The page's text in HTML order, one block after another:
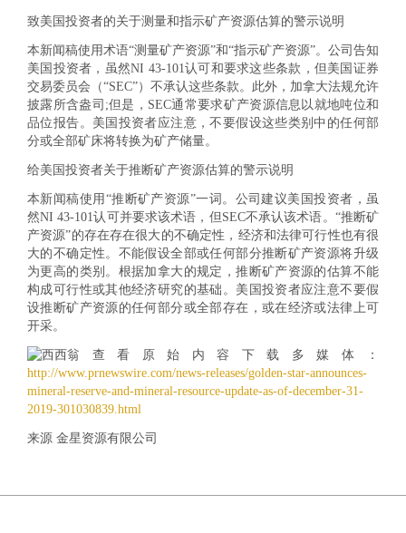
致美国投资者的关于测量和指示矿产资源估算的警示说明
本新闻稿使用术语“测量矿产资源”和“指示矿产资源”。公司告知
美国投资者，虽然NI 43-101认可和要求这些条款，但美国证券
交易委员会（“SEC”）不承认这些条款。此外，加拿大法规允许
披露所含盎司;但是，SEC通常要求矿产资源信息以就地吨位和
品位报告。美国投资者应注意，不要假设这些类别中的任何部
分或全部矿床将转换为矿产储量。
给美国投资者关于推断矿产资源估算的警示说明
本新闻稿使用“推断矿产资源”一词。公司建议美国投资者，虽
然NI 43-101认可并要求该术语，但SEC不承认该术语。“推断矿
产资源”的存在存在很大的不确定性，经济和法律可行性也有很
大的不确定性。不能假设全部或任何部分推断矿产资源将升级
为更高的类别。根据加拿大的规定，推断矿产资源的估算不能
构成可行性或其他经济研究的基础。美国投资者应注意不要假
设推断矿产资源的任何部分或全部存在，或在经济或法律上可
开采。
查看原始内容下载多媒体：
http://www.prnewswire.com/news-releases/golden-star-announces-
mineral-reserve-and-mineral-resource-update-as-of-december-31-
2019-301030839.html
来源 金星资源有限公司